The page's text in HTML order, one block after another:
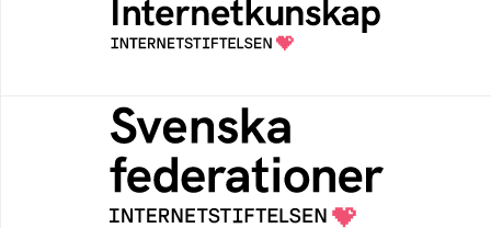
Samlad kunskap som hjälper dig att bli en
säker och medveten internetanvändare
Svenska federationer
Grunden för medlemskap i en sektors- eller
kontextspecifik federation